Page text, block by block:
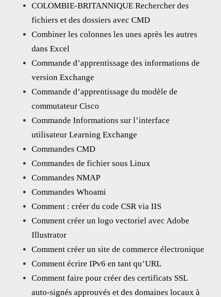
COLOMBIE-BRITANNIQUE Rechercher des
fichiers et des dossiers avec CMD
Combiner les colonnes les unes après les autres
dans Excel
Commande d’apprentissage des informations de
version Exchange
Commande d’apprentissage du modèle de
commutateur Cisco
Commande Informations sur l’interface
utilisateur Learning Exchange
Commandes CMD
Commandes de fichier sous Linux
Commandes NMAP
Commandes Whoami
Comment : créer du code CSR via IIS
Comment créer un logo vectoriel avec Adobe
Illustrator
Comment créer un site de commerce électronique
Comment écrire IPv6 en tant qu’URL
Comment faire pour créer des certificats SSL
auto-signés approuvés et des domaines locaux à